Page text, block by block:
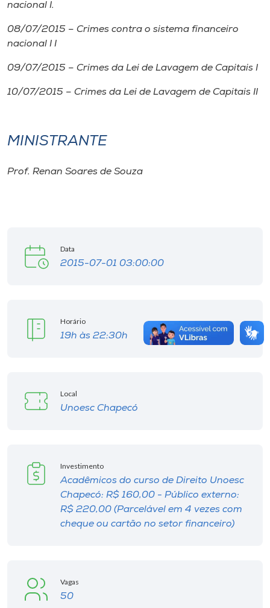
nacional I.
08/07/2015 – Crimes contra o sistema financeiro
nacional I I
09/07/2015 – Crimes da Lei de Lavagem de Capitais I
10/07/2015 – Crimes da Lei de Lavagem de Capitais II
MINISTRANTE
Prof. Renan Soares de Souza
Data
2015-07-01 03:00:00
Horário
19h às 22:30h
Local
Unoesc Chapecó
Investimento
Acadêmicos do curso de Direito Unoesc
Chapecó: R$ 160,00 - Público externo:
R$ 220,00 (Parcelável em 4 vezes com
cheque ou cartão no setor financeiro)
Vagas
50